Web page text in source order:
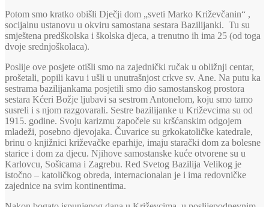
Potom smo kratko obišli Dječji dom „sveti Marko Križevčanin“ ,
socijalnu ustanovu u okviru samostana sestara Bazilijanki. Tu su
smještena predškolska i školska djeca, a trenutno ih ima 25 (od toga
dvoje srednjoškolaca).
Poslije ove posjete otišli smo na zajednički ručak u obližnji centar,
prošetali, popili kavu i ušli u unutrašnjost crkve sv. Ane. Na putu ka
sestrama bazilijankama posjetili smo dio samostanskog prostora
sestara Kćeri Božje ljubavi sa sestrom Antonelom, koju smo tamo
susreli i s njom razgovarali. Sestre bazilijanke u Križevcima su od
1915. godine. Svoju karizmu započele su kršćanskim odgojem
mladeži, posebno djevojaka. Čuvarice su grkokatoličke katedrale,
brinu o knjižnici križevačke eparhije, imaju starački dom za bolesne
starice i dom za djecu. Njihove samostanske kuće otvorene su u
Karlovcu, Sošicama i Zagrebu. Red Svetog Bazilija Velikog je
istočno – katoličkog obreda, internacionalan je i ima redovničke
zajednice na svim kontinentima.